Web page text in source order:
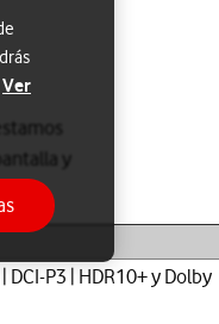
y
P3 | HDR10+ y Dolby
Ver